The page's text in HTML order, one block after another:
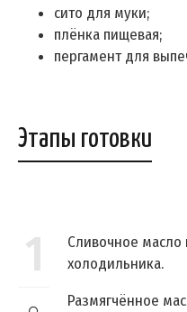
сито для муки;
плёнка пищевая;
пергамент для
Этапы готовки
1
Сливочное масло
холодильника.
Размягчённое